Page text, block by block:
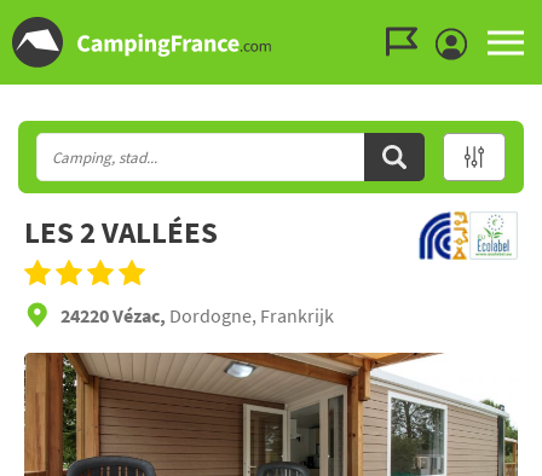
LES 2 VALLÉES
24220 Vézac, Dordogne, Frankrijk